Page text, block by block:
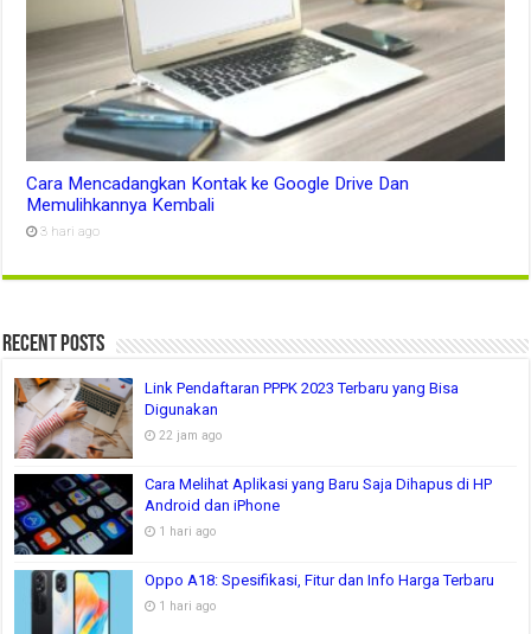
Cara Mencadangkan Kontak ke Google Drive Dan
Memulihkannya Kembali
3 hari ago
Recent Posts
Link Pendaftaran PPPK 2023 Terbaru yang Bisa
Digunakan
22 jam ago
Cara Melihat Aplikasi yang Baru Saja Dihapus di HP
Android dan iPhone
1 hari ago
Oppo A18: Spesifikasi, Fitur dan Info Harga Terbaru
1 hari ago